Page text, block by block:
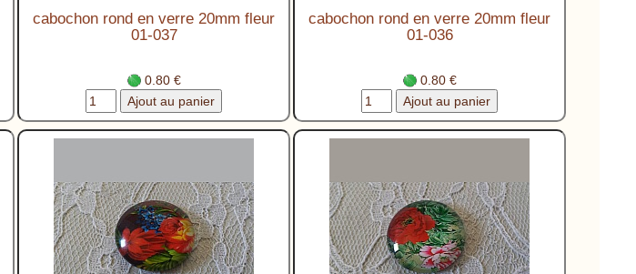
cabochon rond en verre 20mm fleur
01-037
0.80 €
cabochon rond en verre 20mm fleur
01-036
0.80 €